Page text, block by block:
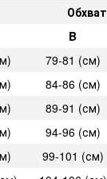
B
79-81 (см)
84-86 (см)
89-91 (см)
94-96 (см)
99-101 (см)